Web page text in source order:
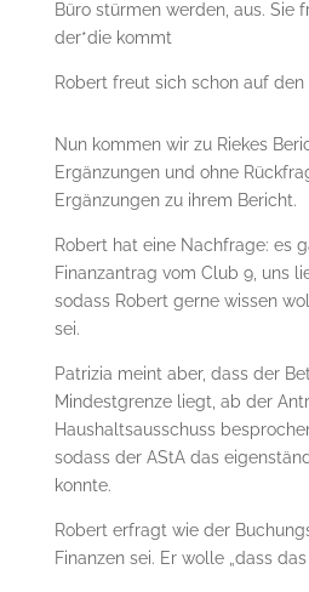
Büro stürmen werden, aus. Sie
der*die kommt
Robert freut sich schon auf den
Nun kommen wir zu Riekes
Ergänzungen und ohne
Ergänzungen zu ihrem Bericht.
Robert hat eine Nachfrage: es
Finanzantrag vom Club 9, uns
sodass Robert gerne wissen
sei.
Patrizia meint aber, dass der
Mindestgrenze liegt, ab der
Haushaltsausschuss
sodass der AStA das
konnte.
Robert erfragt wie der
Finanzen sei. Er wolle „dass